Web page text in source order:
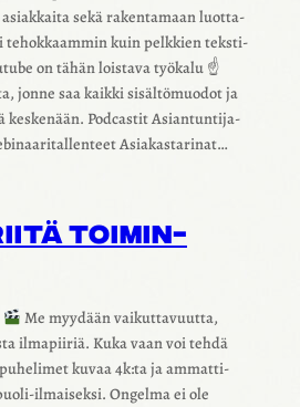
sekä raken­ta­maan luot­ta­
tehok­kaam­min kuin pelk­kien teks­ti­
on tähän lois­tava työkalu ☝️
jonne saa kaikki sisäl­tö­muo­dot ja
keske­nään. Podcas­tit Asian­tun­ti­ja­
Asia­kas­ta­ri­nat…
TOIMIN­
Me myydään vaikut­ta­vuutta,
ilma­pii­riä. Kuka vaan voi tehdä
kuvaa 4k:ta ja ammat­ti­
ilmai­seksi. Ongelma ei ole